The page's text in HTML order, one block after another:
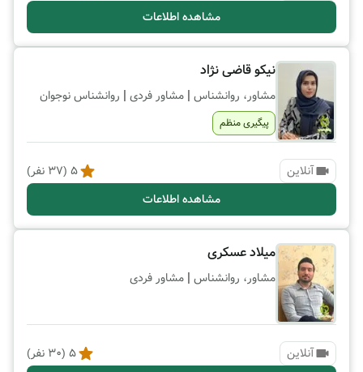
مشاهده اطلاعات
نیکو قاضی نژاد
مشاور، روانشناس | مشاور فردی | روانشناس نوجوان
پیگیری منظم
آنلاین 5
(
37 نفر)
مشاهده اطلاعات
میلاد عسکری
مشاور، روانشناس | مشاور فردی
آنلاین 5
(
30 نفر)